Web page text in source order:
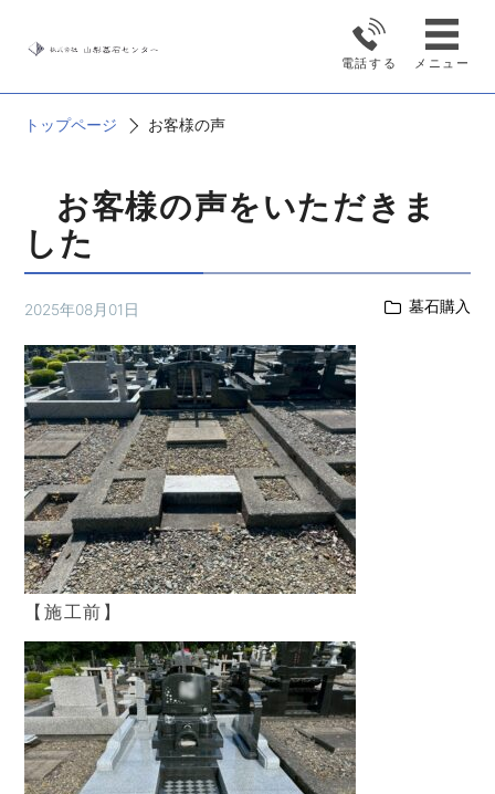
電話する メニュー
お客様の声
トップページ お客様の声
お客様の声をいただきま
した
2025年08月01日 墓石購入
【施工前】